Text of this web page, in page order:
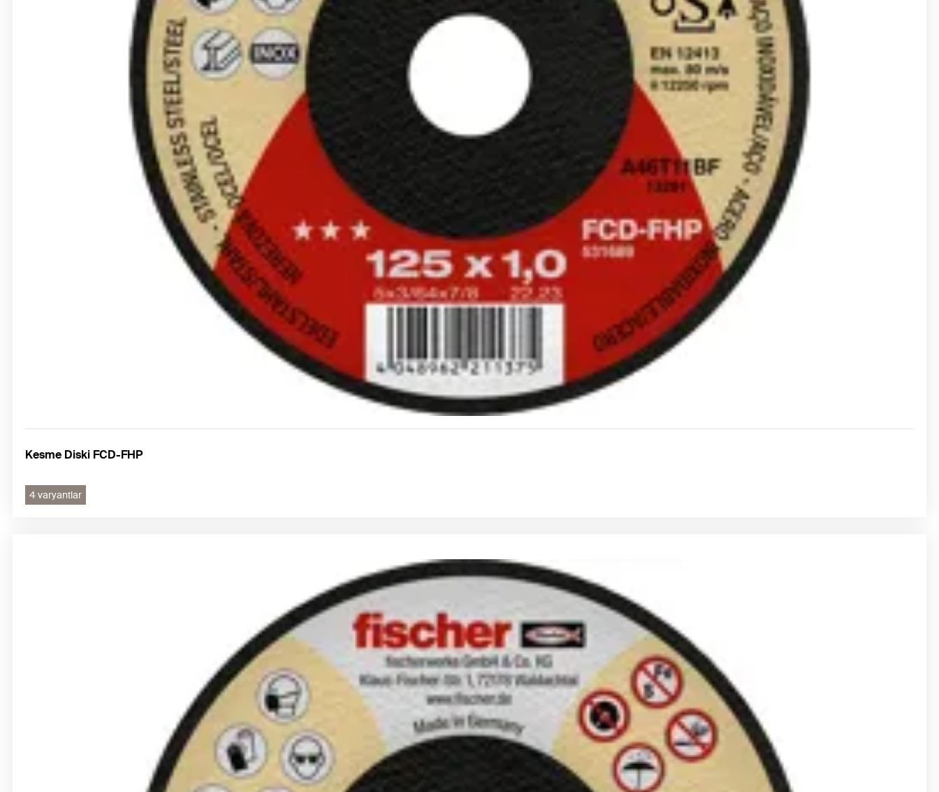
Kesme Diski FCD-FHP
4 varyantlar